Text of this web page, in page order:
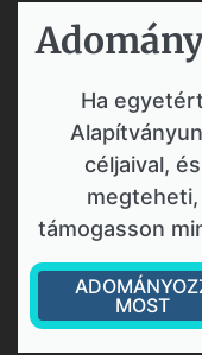
Ha egyetért
céljaival, és
megteheti,
támogasson
MOST